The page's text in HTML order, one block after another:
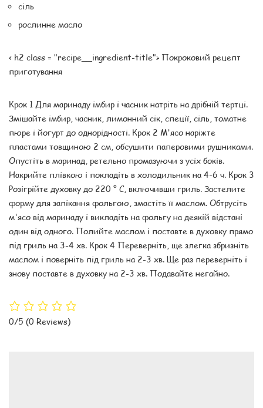
сіль
рослинне масло
< h2 class = "recipe__ingredient-title"> Покроковий рецепт
приготування
Крок 1 Для маринаду імбир і часник натріть на дрібній тертці.
Змішайте імбир, часник, лимонний сік, спеції, сіль, томатне
пюре і йогурт до однорідності. Крок 2 М'ясо наріжте
пластами товщиною 2 см, обсушити паперовими рушниками.
Опустіть в маринад, ретельно промазуючи з усіх боків.
Накрийте плівкою і покладіть в холодильник на 4-6 ч. Крок 3
Розігрійте духовку до 220 ° С, включивши гриль. Застелите
форму для запікання фольгою, змастіть її маслом. Обтрусіть
м'ясо від маринаду і викладіть на фольгу на деякій відстані
один від одного. Полийте маслом і поставте в духовку прямо
під гриль на 3-4 хв. Крок 4 Переверніть, ще злегка збризніть
маслом і поверніть під гриль на 2-3 хв. Ще раз переверніть і
знову поставте в духовку на 2-3 хв. Подавайте негайно.
0/5 (0 Reviews)